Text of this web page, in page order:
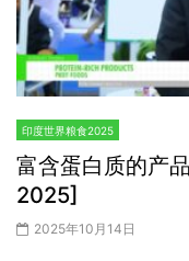
印度世界粮食2025
富含蛋白质的产
2025]
2025年10月14日